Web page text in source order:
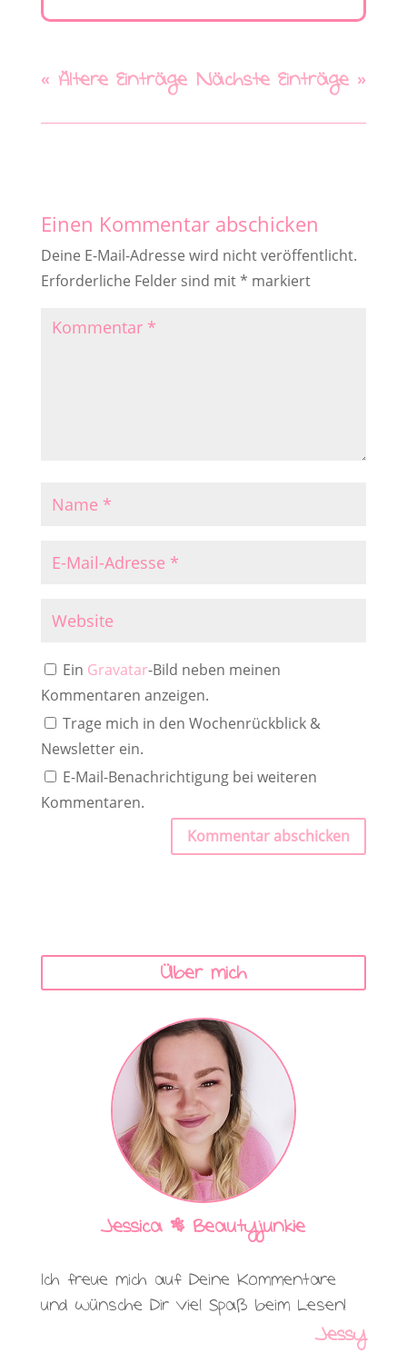
« Ältere Einträge Nächste Einträge »
Einen Kommentar abschicken
Deine E-Mail-Adresse wird nicht veröffentlicht.
Erforderliche Felder sind mit* markiert
Ein Gravatar-Bild neben meinen
Kommentaren anzeigen.
Trage mich in den Wochenrückblick &
Newsletter ein.
E-Mail-Benachrichtigung bei weiteren
Kommentaren.
Kommentar abschicken
Über mich
Jessica | Beautyjunkie
Ich freue mich auf Deine Kommentare
und wünsche Dir viel Spaß beim Lesen!
Jessy